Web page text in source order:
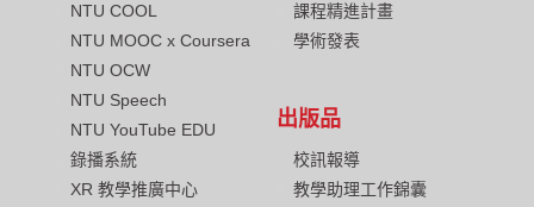
NTU COOL
NTU MOOC x Coursera
NTU OCW
NTU Speech
NTU YouTube EDU
錄播系統
XR 教學推廣中心
課程精進計畫
學術發表
出版品
校訊報導
教學助理工作錦囊